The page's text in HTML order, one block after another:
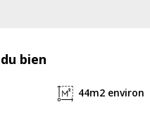
SOUSA Milvia
Vendeur
commercial indépendant
bien
44m2 environ